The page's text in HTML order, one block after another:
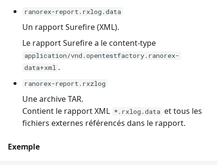
ranorex-report.rxlog.data
Un rapport Surefire (XML).
Le rapport Surefire a le content-type
application/vnd.opentestfactory.ranorex-
data+xml .
ranorex-report.rxzlog
Une archive TAR.
Contient le rapport XML *.rxlog.data et tous les
fichiers externes référencés dans le rapport.
Exemple